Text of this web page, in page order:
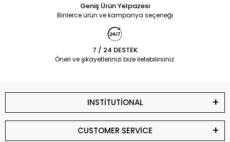
Geniş Ürün Yelpazesi
Binlerce ürün ve kampanya seçeneği
7 / 24 DESTEK
Öneri ve şikayetlerinizi bize iletebilirsiniz.
INSTİTUTİONAL
CUSTOMER SERVİCE